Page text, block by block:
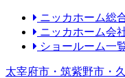
ニッカホーム総
ニッカホーム会
ショールーム一
太宰府市・筑紫野市・